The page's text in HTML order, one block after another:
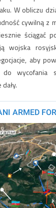
W obliczu
cywilną z
ściągać
wojska
aby
do wycofania